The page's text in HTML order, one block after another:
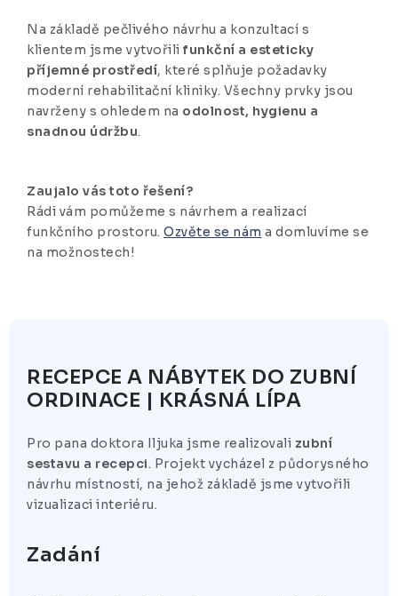
Na základě pečlivého návrhu a konzultací s
klientem jsme vytvořili funkční a esteticky
příjemné prostředí, které splňuje požadavky
moderní rehabilitační kliniky. Všechny prvky jsou
navrženy s ohledem na odolnost, hygienu a
snadnou údržbu.
Zaujalo vás toto řešení?
Rádi vám pomůžeme s návrhem a realizací
funkčního prostoru. Ozvěte se nám a domluvíme se
na možnostech!
RECEPCE A NÁBYTEK DO ZUBNÍ
ORDINACE | KRÁSNÁ LÍPA
Pro pana doktora Iljuka jsme realizovali zubní
sestavu a recepci. Projekt vycházel z půdorysného
návrhu místností, na jehož základě jsme vytvořili
vizualizaci interiéru.
Zadání